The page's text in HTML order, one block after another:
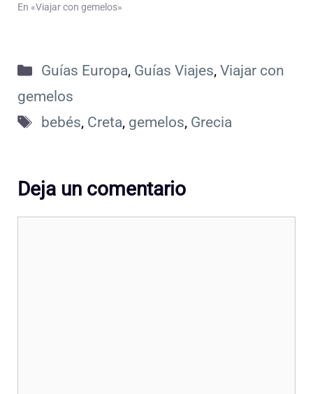
En «Viajar con gemelos»
Categorías
Guías Europa, Guías Viajes, Viajar con
gemelos
Etiquetas
bebés, Creta, gemelos, Grecia
Deja un comentario